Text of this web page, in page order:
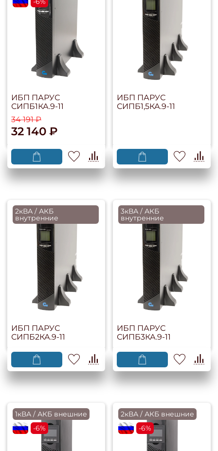
ИБП ПАРУС
СИПБ1КА.9-11
34 191 ₽
32 140 ₽
ИБП ПАРУС
СИПБ1,5КА.9-11
2кВА / АКБ
внутренние
ИБП ПАРУС
СИПБ2КА.9-11
3кВА / АКБ
внутренние
ИБП ПАРУС
СИПБ3КА.9-11
1кВА / АКБ внешние
flagRU-6%
2кВА / АКБ внешние
flagRU-6%